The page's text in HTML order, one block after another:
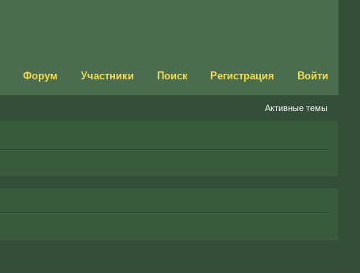
Форум Участники Поиск Регистрация Войти
Активные темы